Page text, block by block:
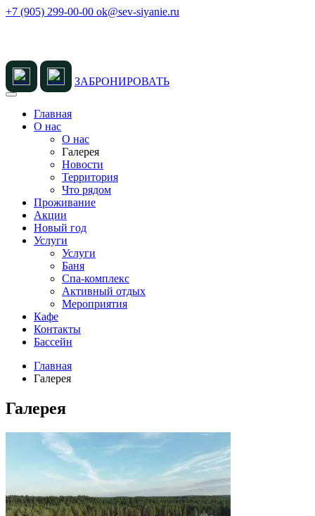
+7 (905) 299-00-00 ok@sev-siyanie.ru
ЗАБРОНИРОВАТЬ
Главная
О нас
О нас
Галерея
Новости
Территория
Что рядом
Проживание
Акции
Новый год
Услуги
Услуги
Баня
Спа-комплекс
Активный отдых
Мероприятия
Кафе
Контакты
Бассейн
Главная
Галерея
Галерея